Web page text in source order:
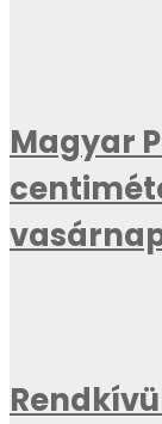
Magyar